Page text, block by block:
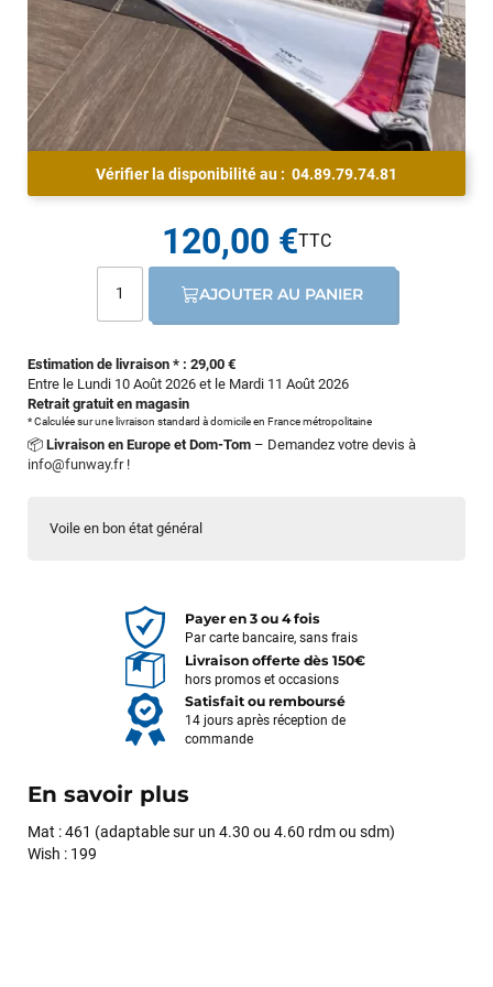
Voile en bon état général
Vérifier la disponibilité au : 04.89.79.74.81
Estimation de livraison * : 29,00 €
Entre le Lundi 10 Août 2026 et le Mardi 11 Août 2026
Retrait gratuit en magasin
* Calculée sur une livraison standard à domicile en France métropolitaine
📦 Livraison en Europe et Dom-Tom – Demandez votre devis à
info@funway.fr!
120,00 €
AJOUTER AU PANIER
Payer en 3 ou 4 fois
Par carte bancaire, sans frais
Livraison offerte dès 150€
hors promos et occasions
Satisfait ou remboursé
14 jours après réception de
commande
En savoir plus
Mat : 461 (adaptable sur un 4.30 ou 4.60 rdm ou sdm)
Wish : 199